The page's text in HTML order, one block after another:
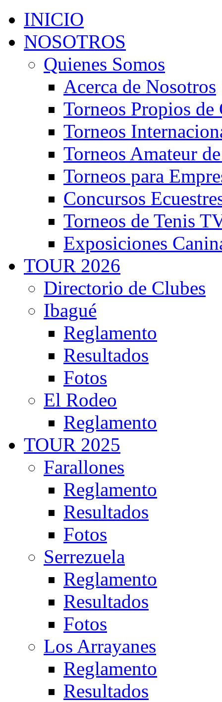
INICIO
NOSOTROS
Quienes Somos
Acerca de Nosotros
Torneos Propios
Torneos
Torneos Amateur
Torneos para
Concursos
Torneos de Tenis
Exposiciones
TOUR 2026
Directorio de Clubes
Ibagué
Reglamento
Resultados
Fotos
El Rodeo
Reglamento
TOUR 2025
Farallones
Reglamento
Resultados
Fotos
Serrezuela
Reglamento
Resultados
Fotos
Los Arrayanes
Reglamento
Resultados